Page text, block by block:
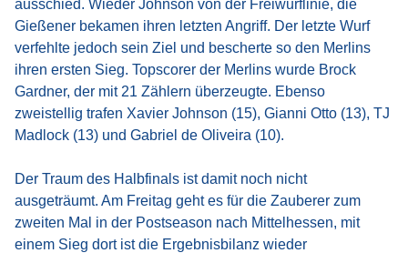
ausschied. Wieder Johnson von der Freiwurflinie, die
Gießener bekamen ihren letzten Angriff. Der letzte Wurf
verfehlte jedoch sein Ziel und bescherte so den Merlins
ihren ersten Sieg. Topscorer der Merlins wurde Brock
Gardner, der mit 21 Zählern überzeugte. Ebenso
zweistellig trafen Xavier Johnson (15), Gianni Otto (13), TJ
Madlock (13) und Gabriel de Oliveira (10).
Der Traum des Halbfinals ist damit noch nicht
ausgeträumt. Am Freitag geht es für die Zauberer zum
zweiten Mal in der Postseason nach Mittelhessen, mit
einem Sieg dort ist die Ergebnisbilanz wieder